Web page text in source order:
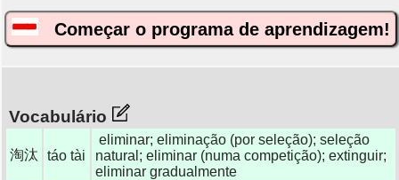
Começar o programa de aprendizagem!
Vocabulário
淘汰 táo tài
eliminar; eliminação (por seleção); seleção
natural; eliminar (numa competição); extinguir;
eliminar gradualmente